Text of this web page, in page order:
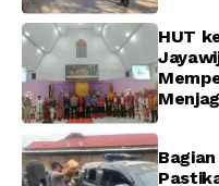
HUT